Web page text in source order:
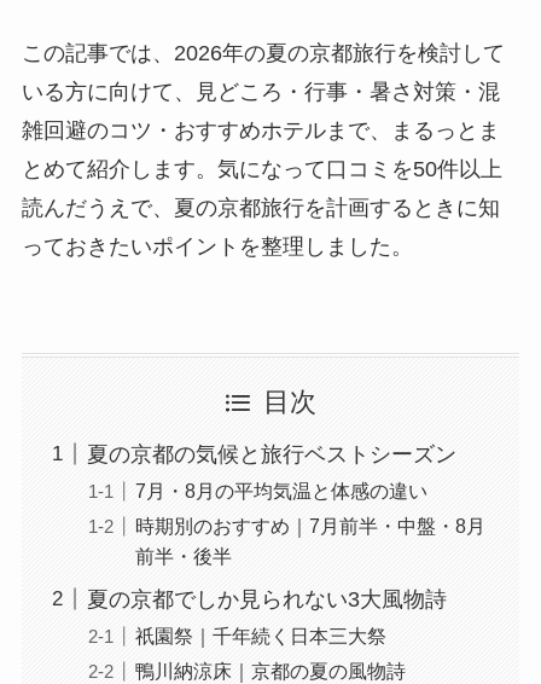
この記事では、2026年の夏の京都旅行を検討して
いる方に向けて、見どころ・行事・暑さ対策・混
雑回避のコツ・おすすめホテルまで、まるっとま
とめて紹介します。気になって口コミを50件以上
読んだうえで、夏の京都旅行を計画するときに知
っておきたいポイントを整理しました。
目次
夏の京都の気候と旅行ベストシーズン
7月・8月の平均気温と体感の違い
時期別のおすすめ｜7月前半・中盤・8月
前半・後半
夏の京都でしか見られない3大風物詩
祇園祭｜千年続く日本三大祭
鴨川納涼床｜京都の夏の風物詩